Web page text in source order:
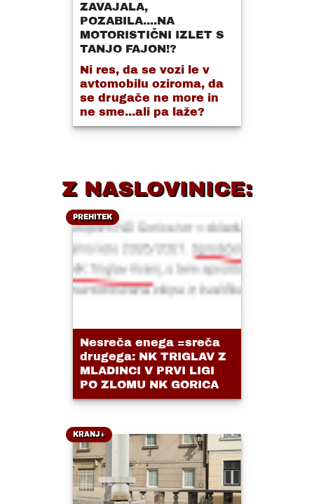
ZAVAJALA,
POZABILA....NA
MOTORISTIČNI IZLET S
TANJO FAJON!?
Ni res, da se vozi le v
avtomobilu oziroma, da
se drugače ne more in
ne sme...ali pa laže?
Z NASLOVINICE:
PREHITEK
Nesreča enega =sreča
drugega: NK TRIGLAV Z
MLADINCI V PRVI LIGI
PO ZLOMU NK GORICA
KRANJ+